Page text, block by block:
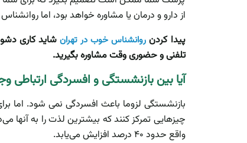
از دارو و درمان یا مشاوره خواهد بود، اما
پیدا کردن روانشناس خوب در تهرانشاید کاری
تلفنی و حضوری وقت مشاوره بگیرید.
آیا بین بازنشستگی و افسردگی ارتباطی
بازنشستگی لزوما باعث افسردگی نمی شود. اما
چیزهایی تمرکز کنند که بیشترین لذت را به آنها
واقع حدود ۴۰ درصد افزایش می‌یابد.